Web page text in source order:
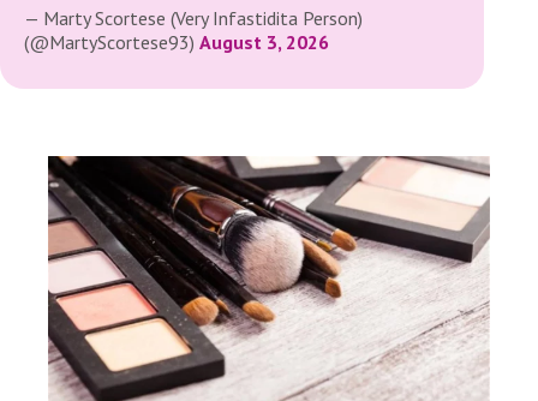
— Marty Scortese (Very Infastidita Person)
(@MartyScortese93) August 3, 2026